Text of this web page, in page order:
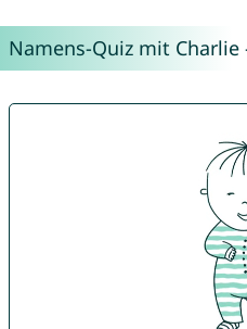
Namens-Quiz mit Charlie